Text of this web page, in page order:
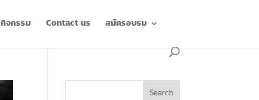
กิจกรรม Contact us สมัครอบรม